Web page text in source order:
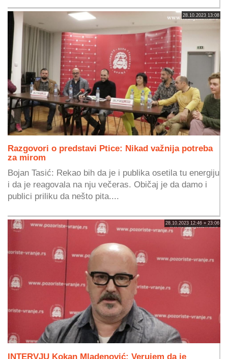
28.10.2023 13:08
Razgovori o predstavi Ptice: Nikad važnija potreba
za mirom
Bojan Tasić: Rekao bih da je i publika osetila tu energiju
i da je reagovala na nju večeras. Običaj je da damo i
publici priliku da nešto pita....
28.10.2023 12:46 » 23:06
INTERVJU Kokan Mladenović: Verujem da je